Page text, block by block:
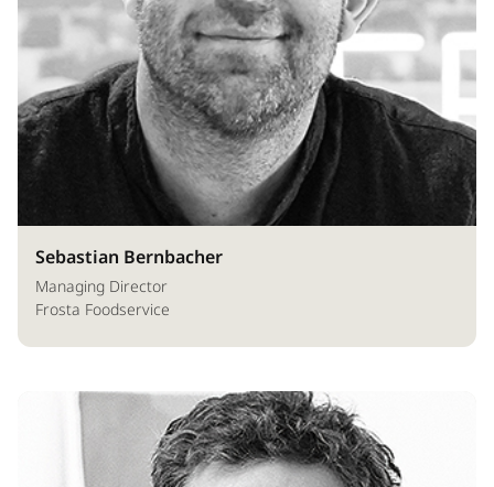
Sebastian Bernbacher
Managing Director
Frosta Foodservice